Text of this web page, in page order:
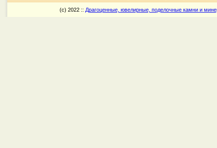
(c) 2022 :: Драгоценные, ювелирные, поделочные камни и